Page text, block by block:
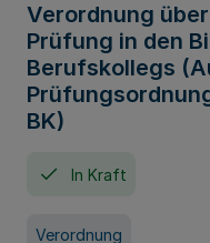
Verordnung
Prüfung in den
Berufskollegs
BK)
In Kraft
Verordnung